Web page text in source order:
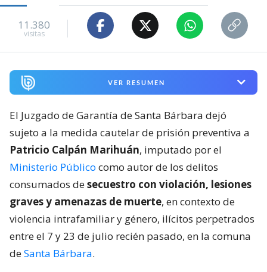
11.380
visitas
VER RESUMEN
El Juzgado de Garantía de Santa Bárbara dejó
sujeto a la medida cautelar de prisión preventiva a
Patricio Calpán Marihuán, imputado por el
Ministerio Público como autor de los delitos
consumados desecuestro con violación, lesiones
graves y amenazas de muerte, en contexto de
violencia intrafamiliar y género, ilícitos perpetrados
entre el 7 y 23 de julio recién pasado, en la comuna
deSanta Bárbara.